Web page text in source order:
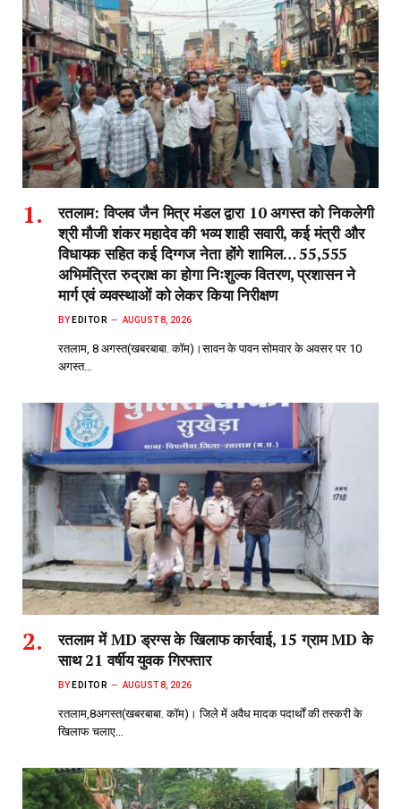
रतलाम: विप्लव जैन मित्र मंडल द्वारा 10 अगस्त को निकलेगी
श्री मौजी शंकर महादेव की भव्य शाही सवारी, कई मंत्री और
विधायक सहित कई दिग्गज नेता होंगे शामिल… 55,555
अभिमंत्रित रुद्राक्ष का होगा निःशुल्क वितरण, प्रशासन ने
मार्ग एवं व्यवस्थाओं को लेकर किया निरीक्षण
BY EDITOR AUGUST 8, 2026
रतलाम, 8 अगस्त(खबरबाबा. कॉम)।सावन के पावन सोमवार के अवसर पर 10
अगस्त…
रतलाम में MD ड्रग्स के खिलाफ कार्रवाई, 15 ग्राम MD के
साथ 21 वर्षीय युवक गिरफ्तार
BY EDITOR AUGUST 8, 2026
रतलाम,8अगस्त(खबरबाबा. कॉम)। जिले में अवैध मादक पदार्थों की तस्करी के
खिलाफ चलाए…